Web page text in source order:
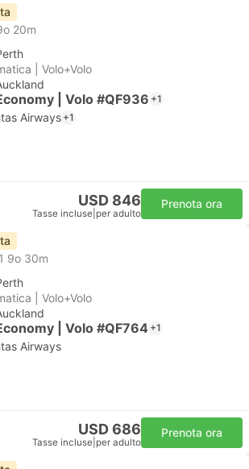
20m
| Volo+Volo
| Volo #QF936 +1
Airways +1
USD 846
Tasse incluse per adulto
Prenota ora
9o 30m
| Volo+Volo
| Volo #QF764 +1
Airways
USD 686
Tasse incluse per adulto
Prenota ora